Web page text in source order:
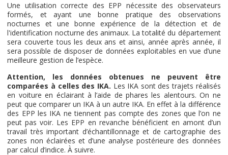
Une utilisation correcte des EPP nécessite des observateurs
formés, et ayant une bonne pratique des observations
nocturnes et une bonne expérience de la détection et de
l'identification nocturne des animaux. La totalité du département
sera couverte tous les deux ans et ainsi, année après année, il
sera possible de disposer de données exploitables en vue d’une
meilleure gestion de l’espèce.
Attention, les données obtenues ne peuvent être
comparées à celles des IKA. Les IKA sont des trajets réalisés
en voiture en éclairant à l’aide de phares les alentours. On ne
peut que comparer un IKA à un autre IKA. En effet à la différence
des EPP les IKA ne tiennent pas compte des zones que l’on ne
peut pas voir. Les EPP en revanche bénéficient en amont d’un
travail très important d’échantillonnage et de cartographie des
zones non éclairées et d’une analyse postérieure des données
par calcul d’indice. À suivre.